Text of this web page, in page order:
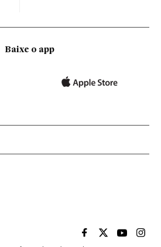
Baixe o app
EL PAÍS BRASIL EN
EL PAÍSEL PAÍS
EL